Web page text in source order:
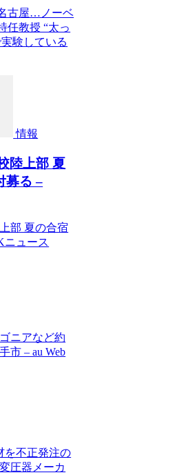
古屋…ノーベ
任教授 “太っ
験している
情報
陸上部 夏
募る –
部 夏の合宿
ニュース
ニアなど約
市 – au Web
を不正発注の
圧器メーカ